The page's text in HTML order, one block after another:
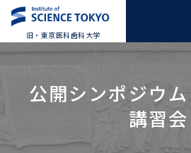
旧・東京医科歯科大学
大学案内トップ
学長メッセージ
入学案内
入学案内トップ
学生生活
公開シンポジウム
講習会